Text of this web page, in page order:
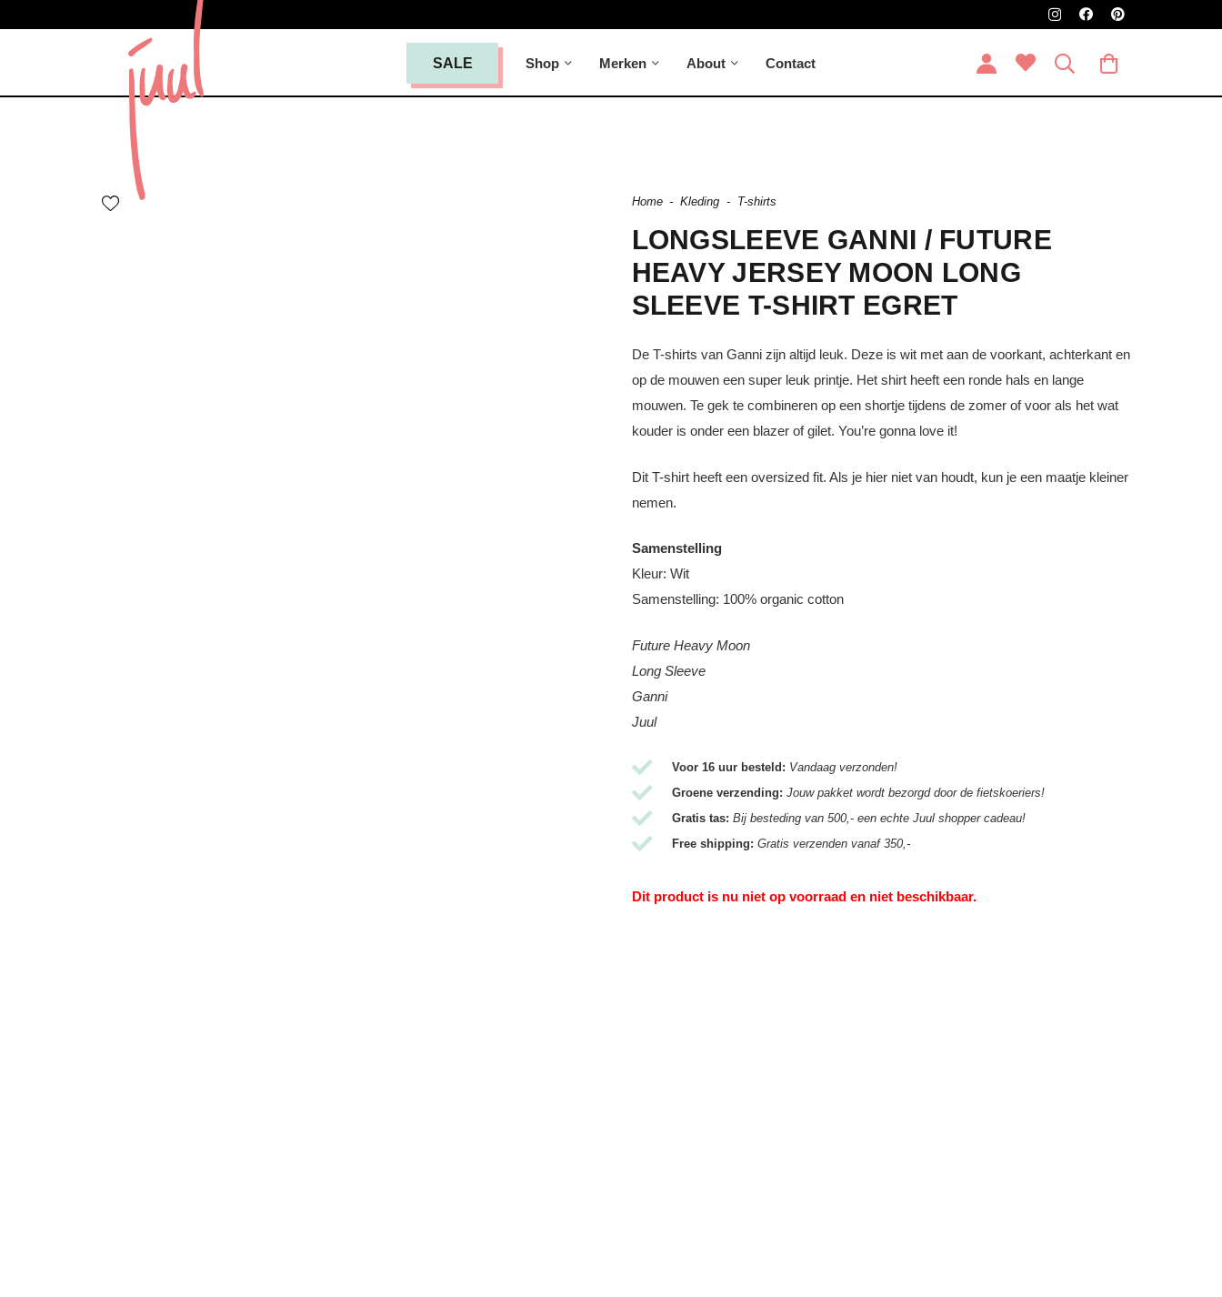
SALE Shop Merken About Contact
Home - Kleding - T-shirts
LONGSLEEVE GANNI / FUTURE
HEAVY JERSEY MOON LONG
SLEEVE T-SHIRT EGRET
De T-shirts van Ganni zijn altijd leuk. Deze is wit met aan de voorkant, achterkant en
op de mouwen een super leuk printje. Het shirt heeft een ronde hals en lange
mouwen. Te gek te combineren op een shortje tijdens de zomer of voor als het wat
kouder is onder een blazer of gilet. You’re gonna love it!
Dit T-shirt heeft een oversized fit. Als je hier niet van houdt, kun je een maatje kleiner
nemen.
Samenstelling
Kleur: Wit
Samenstelling: 100% organic cotton
Future Heavy Moon
Long Sleeve
Ganni
Juul
Voor 16 uur besteld: Vandaag verzonden!
Groene verzending: Jouw pakket wordt bezorgd door de fietskoeriers!
Gratis tas: Bij besteding van 500,- een echte Juul shopper cadeau!
Free shipping: Gratis verzenden vanaf 350,-
Dit product is nu niet op voorraad en niet beschikbaar.